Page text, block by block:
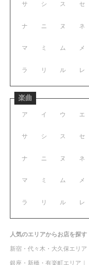
サ シ ス セ
ナ ニ ヌ ネ
マ ミ ム メ
ラ リ ル レ
楽曲
ア イ ウ エ
サ シ ス セ
ナ ニ ヌ ネ
マ ミ ム メ
ラ リ ル レ
人気のエリアからお店を探す
新宿・代々木・大久保エリア
銀座・新橋・有楽町エリア